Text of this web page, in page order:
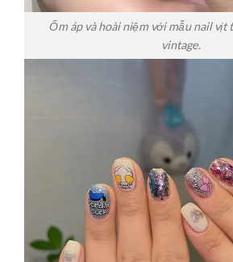
Ốm áp và hoài niệm với mẫu nail vịt
vintage.